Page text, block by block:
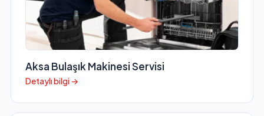
Aksa Bulaşık Makinesi Servisi
Detaylı bilgi →